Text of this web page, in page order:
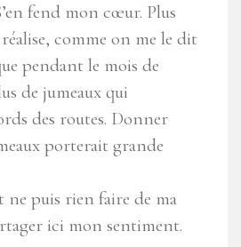
fend mon cœur. Plus
comme on me le dit
pendant le mois de
de jumeaux qui
des routes. Donner
porterait grande
ne puis rien faire de ma
ici mon sentiment.